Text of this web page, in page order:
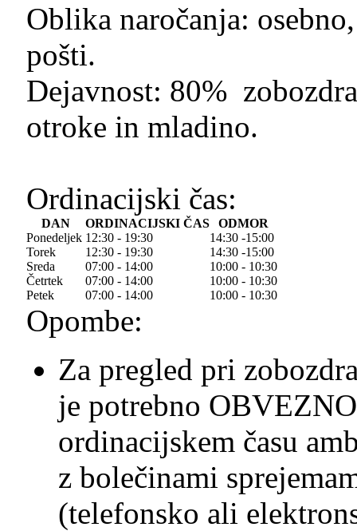
Oblika naročanja:
pošti.
Dejavnost: 80%
otroke in mladino.
Ordinacijski čas:
DAN ORDINACIJSKI ČAS
ODMOR
Ponedeljek 12:30 - 19:30
14:30 -15:00
Torek
12:30 - 19:30
14:30 -15:00
Sreda
07:00 - 14:00
10:00 - 10:30
Četrtek
07:00 - 14:00
10:00 - 10:30
Petek
07:00 - 14:00 10:00 - 10:30
Opombe:
Za pregled pri
je potrebno
ordinacijskem času
z bolečinami
(telefonsko ali